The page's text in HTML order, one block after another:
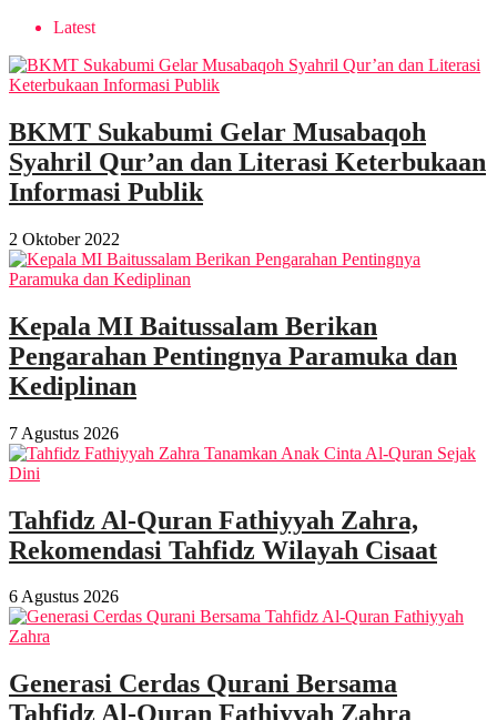
Latest
BKMT Sukabumi Gelar Musabaqoh
Syahril Qur’an dan Literasi Keterbukaan
Informasi Publik
2 Oktober 2022
Kepala MI Baitussalam Berikan
Pengarahan Pentingnya Paramuka dan
Kediplinan
7 Agustus 2026
Tahfidz Al-Quran Fathiyyah Zahra,
Rekomendasi Tahfidz Wilayah Cisaat
6 Agustus 2026
Generasi Cerdas Qurani Bersama
Tahfidz Al-Quran Fathiyyah Zahra